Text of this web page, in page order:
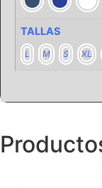
TALLAS
L M S XL